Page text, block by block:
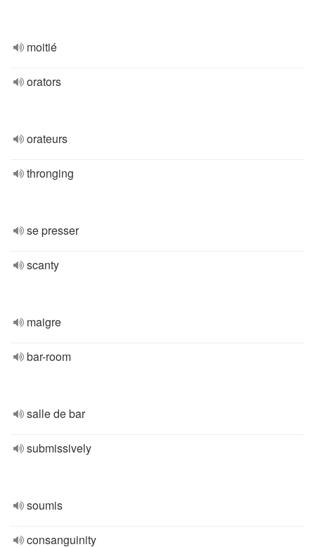
moitié
orators
orateurs
thronging
se presser
scanty
maigre
bar-room
salle de bar
submissively
soumis
consanguinity